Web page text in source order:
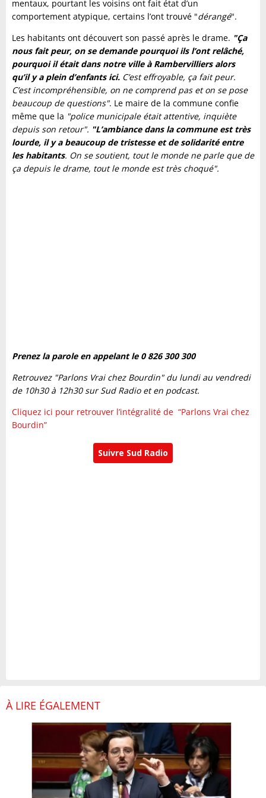
mentaux, pourtant les voisins ont fait état d’un
comportement atypique, certains l’ont trouvé "dérangé".
Les habitants ont découvert son passé après le drame. "Ça
nous fait peur, on se demande pourquoi ils l’ont relâché,
pourquoi il était dans notre ville à Rambervilliers alors
qu’il y a plein d’enfants ici. C’est effroyable, ça fait peur.
C’est incompréhensible, on ne comprend pas et on se pose
beaucoup de questions". Le maire de la commune confie
même que la "police municipale était attentive, inquiète
depuis son retour". "L’ambiance dans la commune est très
lourde, il y a beaucoup de tristesse et de solidarité entre
les habitants. On se soutient, tout le monde ne parle que de
ça depuis le drame, tout le monde est très choqué".
Prenez la parole en appelant le 0 826 300 300
Retrouvez "Parlons Vrai chez Bourdin" du lundi au vendredi
de 10h30 à 12h30 sur Sud Radio et en podcast.
Cliquez ici pour retrouver l’intégralité de “Parlons Vrai chez
Bourdin”
Suivre Sud Radio
À LIRE ÉGALEMENT